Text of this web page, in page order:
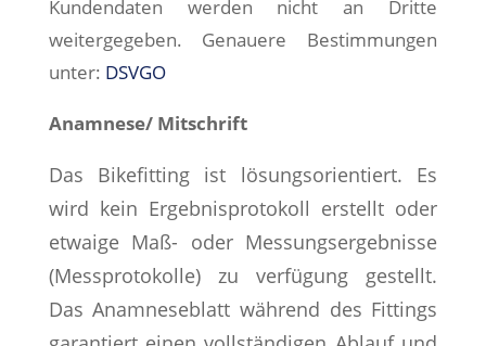
Kundendaten werden nicht an Dritte
weitergegeben. Genauere Bestimmungen
unter: DSVGO
Anamnese/ Mitschrift
Das Bikefitting ist lösungsorientiert. Es
wird kein Ergebnisprotokoll erstellt oder
etwaige Maß- oder Messungsergebnisse
(Messprotokolle) zu verfügung gestellt.
Das Anamneseblatt während des Fittings